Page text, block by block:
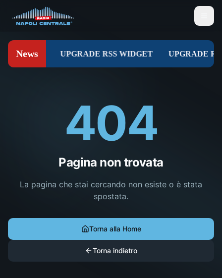
404
Pagina non trovata
La pagina che stai cercando non esiste o è stata
spostata.
Torna alla Home
Torna indietro